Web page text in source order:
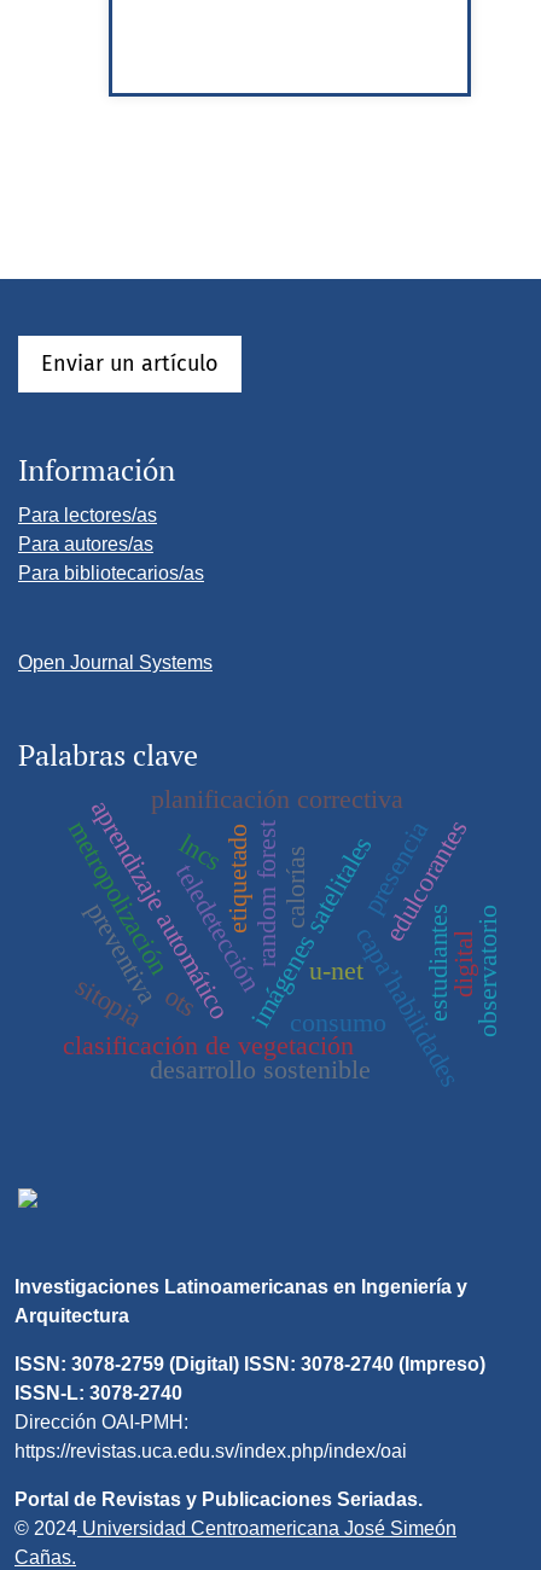
Enviar un artículo
Información
Para lectores/as
Para autores/as
Para bibliotecarios/as
Open Journal Systems
Palabras clave
teledetección
aprendizaje automático
clasificación de vegetación
imágenes satelitales
u-net
random forest
capa’habilidades
desarrollo sostenible
metropolización
planificación correctiva
preventivaots
etiquetado calorías
consumo
edulcorantes
estudiantes
lncs presencia
sitopia
digitalobservatorio
Investigaciones Latinoamericanas en Ingeniería y
Arquitectura
ISSN: 3078-2759 (Digital) ISSN: 3078-2740 (Impreso)
ISSN-L: 3078-2740
Dirección OAI-PMH:
https://revistas.uca.edu.sv/index.php/index/oai
Portal de Revistas y Publicaciones Seriadas.
© 2024 Universidad Centroamericana José Simeón
Cañas.